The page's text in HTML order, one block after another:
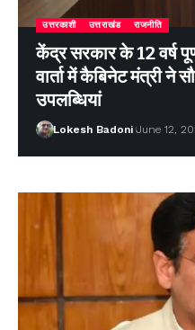
उत्तरकाशी उत्तराखंड राजनीति
केंद्र सरकार के 12 वर्ष
वार्ता में कैबिनेट मंत्री ने
उपलब्धियां
Lokesh Badoni June 12,